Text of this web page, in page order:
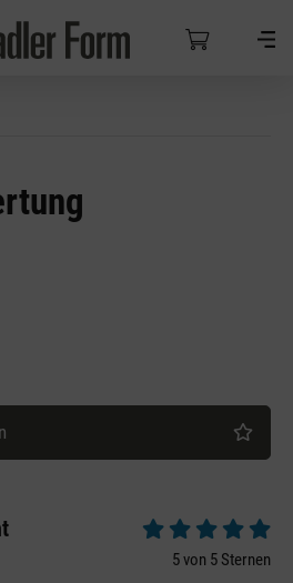
von 5 von 5 Sternen
Durchschnittliche
5 von 5 Sternen